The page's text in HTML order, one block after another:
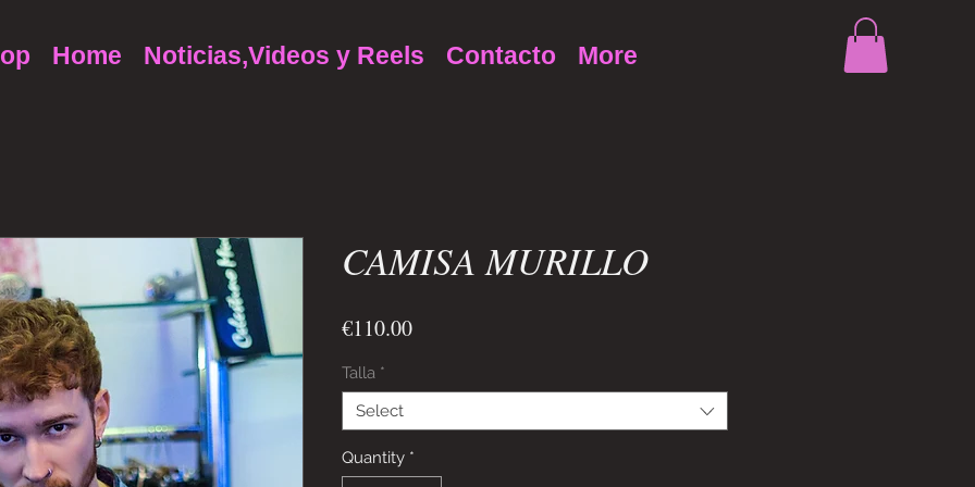
Home Noticias,Videos y Reels Contacto More
CAMISA MURILLO
€110.00Price
Talla *
Select
Quantity *